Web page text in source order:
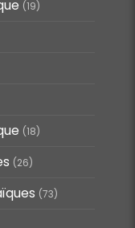
(19)
(18)
(26)
(73)